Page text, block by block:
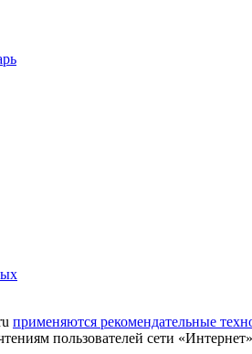
применяются рекомендательные
пользователей сети